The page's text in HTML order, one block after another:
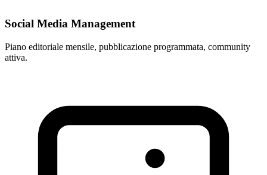
Social Media Management
Piano editoriale mensile, pubblicazione programmata, community
attiva.